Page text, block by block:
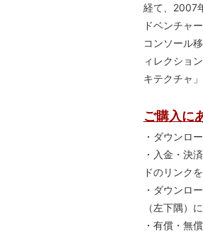
経て、2007
ドベンチャ
コンソール
ィレクショ
キテクチャ
ご購入に
・ダウンロ
・入金・決
ドのリンク
・ダウンロ
（左下隅）
・有償・無